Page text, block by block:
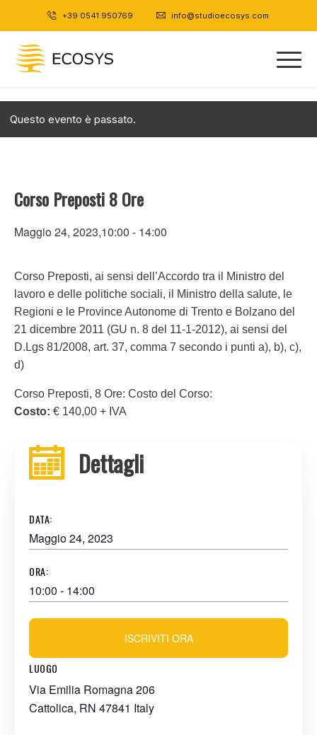
+39 0541 950769 info@studioecosys.com
Questo evento è passato.
Corso Preposti 8 Ore
Maggio 24, 2023,10:00 - 14:00
Corso Preposti, ai sensi dell’Accordo tra il Ministro del
lavoro e delle politiche sociali, il Ministro della salute, le
Regioni e le Province Autonome di Trento e Bolzano del
21 dicembre 2011 (GU n. 8 del 11-1-2012), ai sensi del
D.Lgs 81/2008, art. 37, comma 7 secondo i punti a), b), c),
d)
Corso Preposti, 8 Ore: Costo del Corso:
Costo: € 140,00 + IVA
Dettagli
DATA:
Maggio 24, 2023
ORA:
10:00 - 14:00
LUOGO
Via Emilia Romagna 206
Cattolica, RN 47841 Italy
ISCRIVITI ORA